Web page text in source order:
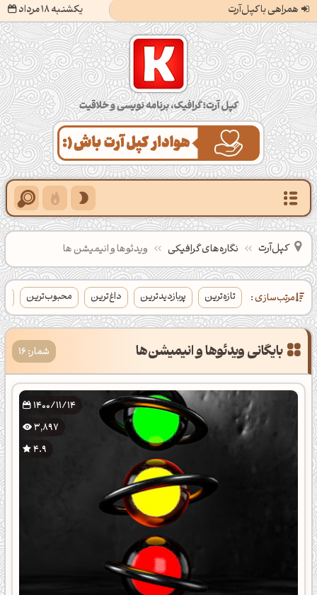
همراهی با کپل‌آرت یکشنبه 18 مرداد
کپل‌آرت؛ گرافیک، برنامه‌نویسی و خلاقیت
کپل‌آرت نگاره‌های گرافیکی ‌ویدئوها و انیمیشن ها
مرتب‌سازی : تازه‌ترین پربازدیدترین داغ‌ترین محبوب‌ترین
بایگانی ویدئوها و انیمیشن‌‌ها شمار: 16
1400/11/14
3,897
4.9